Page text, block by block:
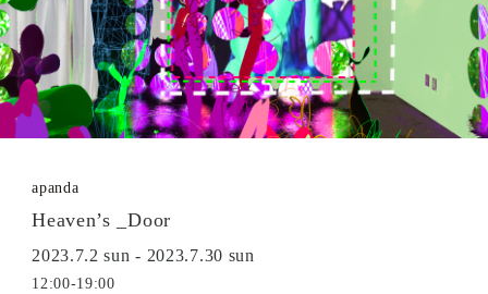
apanda
Heaven’s _Door
2023.7.2 sun - 2023.7.30 sun
12:00-19:00